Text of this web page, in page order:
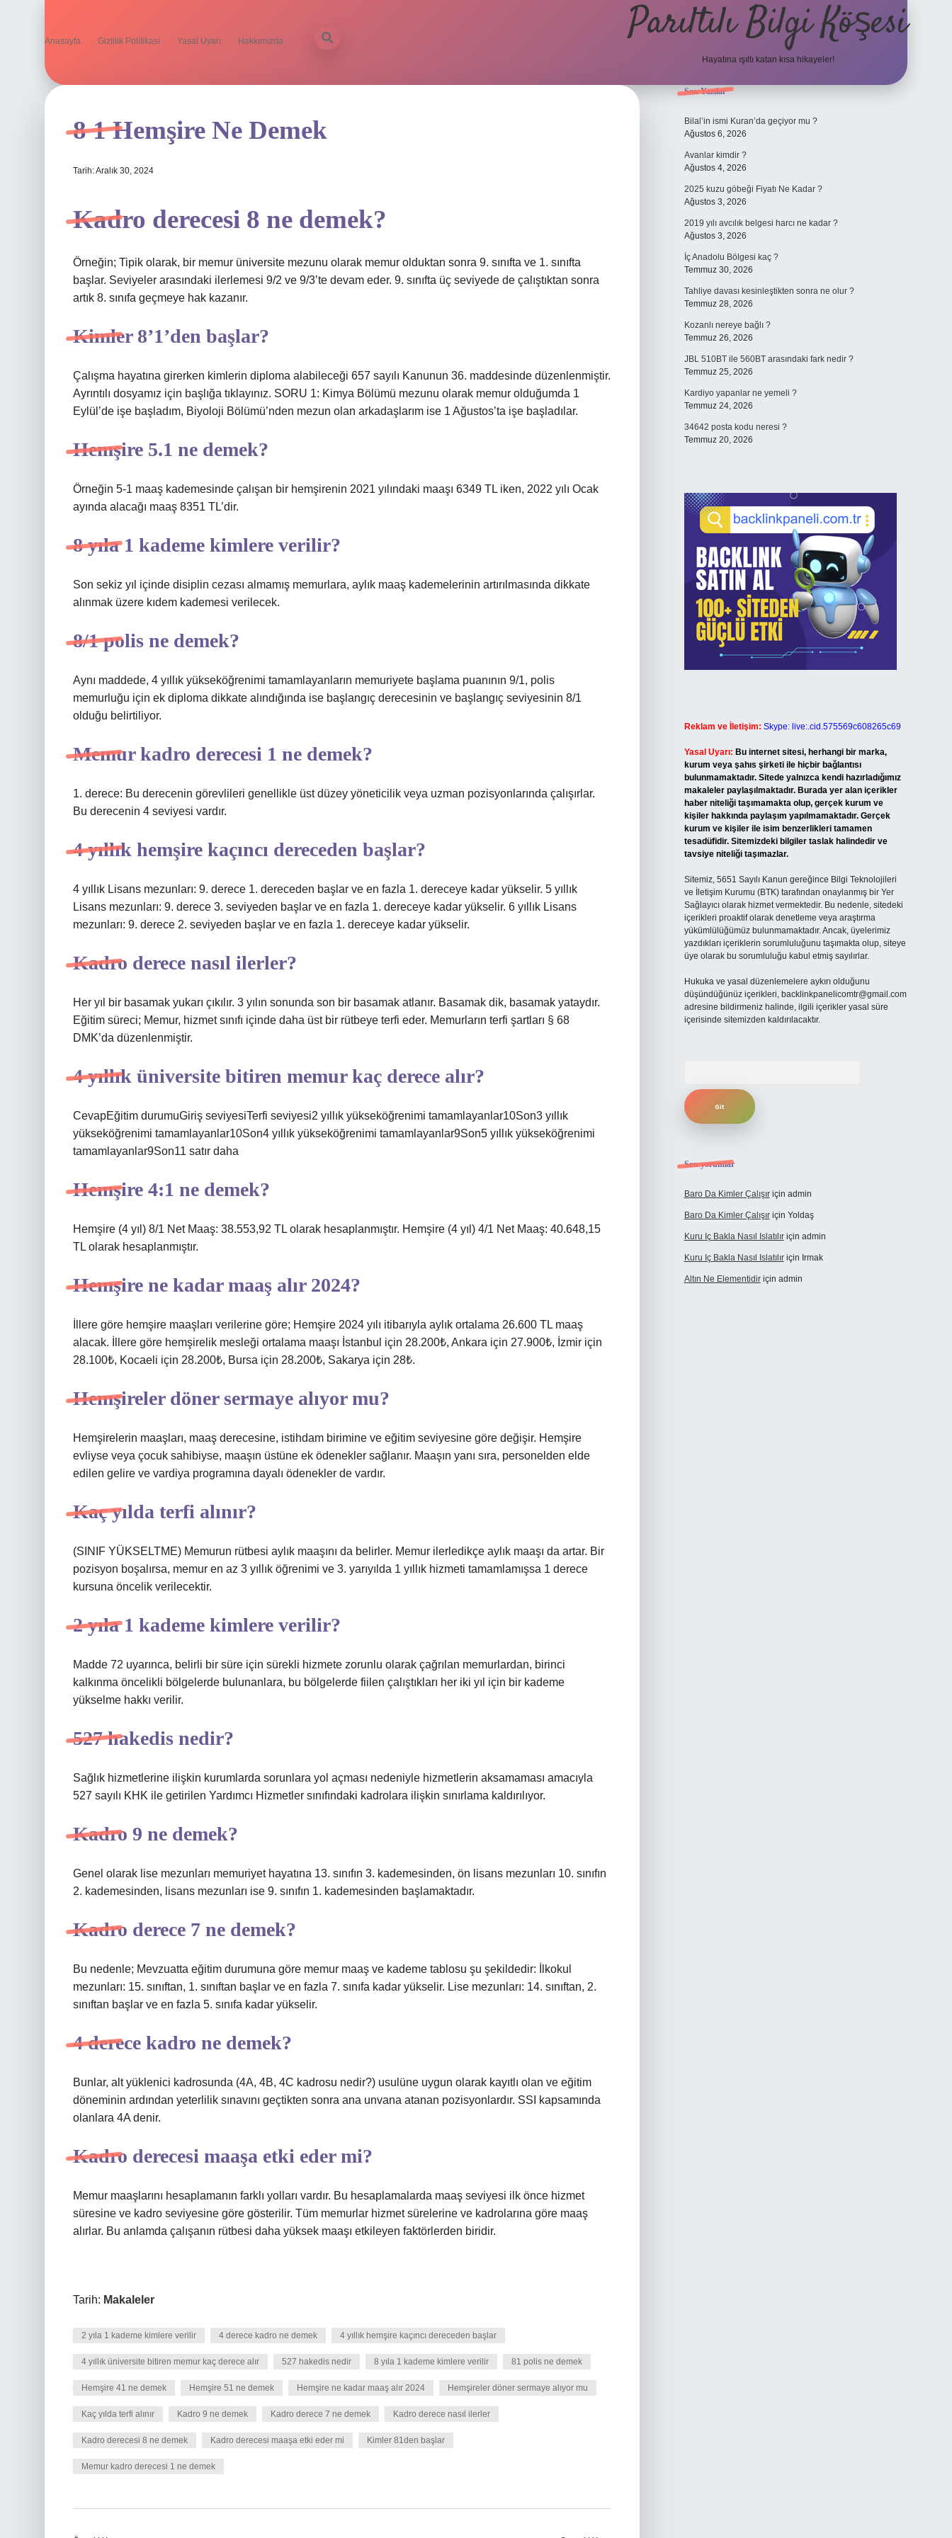
Anasayfa Gizlilik Politikası Yasal Uyarı Hakkımızda Parıltılı Bilgi Köşesi
Hayatına ışıltı katan kısa hikayeler!
8 1 Hemşire Ne Demek
Tarih: Aralık 30, 2024
Kadro derecesi 8 ne demek?
Örneğin; Tipik olarak, bir memur üniversite mezunu olarak memur olduktan sonra 9. sınıfta ve 1. sınıfta
başlar. Seviyeler arasındaki ilerlemesi 9/2 ve 9/3’te devam eder. 9. sınıfta üç seviyede de çalıştıktan sonra
artık 8. sınıfa geçmeye hak kazanır.
Kimler 8’1’den başlar?
Çalışma hayatına girerken kimlerin diploma alabileceği 657 sayılı Kanunun 36. maddesinde düzenlenmiştir.
Ayrıntılı dosyamız için başlığa tıklayınız. SORU 1: Kimya Bölümü mezunu olarak memur olduğumda 1
Eylül’de işe başladım, Biyoloji Bölümü’nden mezun olan arkadaşlarım ise 1 Ağustos’ta işe başladılar.
Hemşire 5.1 ne demek?
Örneğin 5-1 maaş kademesinde çalışan bir hemşirenin 2021 yılındaki maaşı 6349 TL iken, 2022 yılı Ocak
ayında alacağı maaş 8351 TL’dir.
8 yıla 1 kademe kimlere verilir?
Son sekiz yıl içinde disiplin cezası almamış memurlara, aylık maaş kademelerinin artırılmasında dikkate
alınmak üzere kıdem kademesi verilecek.
8/1 polis ne demek?
Aynı maddede, 4 yıllık yükseköğrenimi tamamlayanların memuriyete başlama puanının 9/1, polis
memurluğu için ek diploma dikkate alındığında ise başlangıç ​​derecesinin ve başlangıç ​​seviyesinin 8/1
olduğu belirtiliyor.
Memur kadro derecesi 1 ne demek?
1. derece: Bu derecenin görevlileri genellikle üst düzey yöneticilik veya uzman pozisyonlarında çalışırlar.
Bu derecenin 4 seviyesi vardır.
4 yıllık hemşire kaçıncı dereceden başlar?
4 yıllık Lisans mezunları: 9. derece 1. dereceden başlar ve en fazla 1. dereceye kadar yükselir. 5 yıllık
Lisans mezunları: 9. derece 3. seviyeden başlar ve en fazla 1. dereceye kadar yükselir. 6 yıllık Lisans
mezunları: 9. derece 2. seviyeden başlar ve en fazla 1. dereceye kadar yükselir.
Kadro derece nasıl ilerler?
Her yıl bir basamak yukarı çıkılır. 3 yılın sonunda son bir basamak atlanır. Basamak dik, basamak yataydır.
Eğitim süreci; Memur, hizmet sınıfı içinde daha üst bir rütbeye terfi eder. Memurların terfi şartları § 68
DMK’da düzenlenmiştir.
4 yıllık üniversite bitiren memur kaç derece alır?
CevapEğitim durumuGiriş seviyesiTerfi seviyesi2 yıllık yükseköğrenimi tamamlayanlar10Son3 yıllık
yükseköğrenimi tamamlayanlar10Son4 yıllık yükseköğrenimi tamamlayanlar9Son5 yıllık yükseköğrenimi
tamamlayanlar9Son11 satır daha
Hemşire 4:1 ne demek?
Hemşire (4 yıl) 8/1 Net Maaş: 38.553,92 TL olarak hesaplanmıştır. Hemşire (4 yıl) 4/1 Net Maaş: 40.648,15
TL olarak hesaplanmıştır.
Hemşire ne kadar maaş alır 2024?
İllere göre hemşire maaşları verilerine göre; Hemşire 2024 yılı itibarıyla aylık ortalama 26.600 TL maaş
alacak. İllere göre hemşirelik mesleği ortalama maaşı İstanbul için 28.200₺, Ankara için 27.900₺, İzmir için
28.100₺, Kocaeli için 28.200₺, Bursa için 28.200₺, Sakarya için 28₺.
Hemşireler döner sermaye alıyor mu?
Hemşirelerin maaşları, maaş derecesine, istihdam birimine ve eğitim seviyesine göre değişir. Hemşire
evliyse veya çocuk sahibiyse, maaşın üstüne ek ödenekler sağlanır. Maaşın yanı sıra, personelden elde
edilen gelire ve vardiya programına dayalı ödenekler de vardır.
Kaç yılda terfi alınır?
(SINIF YÜKSELTME) Memurun rütbesi aylık maaşını da belirler. Memur ilerledikçe aylık maaşı da artar. Bir
pozisyon boşalırsa, memur en az 3 yıllık öğrenimi ve 3. yarıyılda 1 yıllık hizmeti tamamlamışsa 1 derece
kursuna öncelik verilecektir.
2 yıla 1 kademe kimlere verilir?
Madde 72 uyarınca, belirli bir süre için sürekli hizmete zorunlu olarak çağrılan memurlardan, birinci
kalkınma öncelikli bölgelerde bulunanlara, bu bölgelerde fiilen çalıştıkları her iki yıl için bir kademe
yükselme hakkı verilir.
527 hakedis nedir?
Sağlık hizmetlerine ilişkin kurumlarda sorunlara yol açması nedeniyle hizmetlerin aksamaması amacıyla
527 sayılı KHK ile getirilen Yardımcı Hizmetler sınıfındaki kadrolara ilişkin sınırlama kaldırılıyor.
Kadro 9 ne demek?
Genel olarak lise mezunları memuriyet hayatına 13. sınıfın 3. kademesinden, ön lisans mezunları 10. sınıfın
2. kademesinden, lisans mezunları ise 9. sınıfın 1. kademesinden başlamaktadır.
Kadro derece 7 ne demek?
Bu nedenle; Mevzuatta eğitim durumuna göre memur maaş ve kademe tablosu şu şekildedir: İlkokul
mezunları: 15. sınıftan, 1. sınıftan başlar ve en fazla 7. sınıfa kadar yükselir. Lise mezunları: 14. sınıftan, 2.
sınıftan başlar ve en fazla 5. sınıfa kadar yükselir.
4 derece kadro ne demek?
Bunlar, alt yüklenici kadrosunda (4A, 4B, 4C kadrosu nedir?) usulüne uygun olarak kayıtlı olan ve eğitim
döneminin ardından yeterlilik sınavını geçtikten sonra ana unvana atanan pozisyonlardır. SSI kapsamında
olanlara 4A denir.
Kadro derecesi maaşa etki eder mi?
Memur maaşlarını hesaplamanın farklı yolları vardır. Bu hesaplamalarda maaş seviyesi ilk önce hizmet
süresine ve kadro seviyesine göre gösterilir. Tüm memurlar hizmet sürelerine ve kadrolarına göre maaş
alırlar. Bu anlamda çalışanın rütbesi daha yüksek maaşı etkileyen faktörlerden biridir.
Tarih: Makaleler
2 yıla 1 kademe kimlere verilir 4 derece kadro ne demek 4 yıllık hemşire kaçıncı dereceden başlar
4 yıllık üniversite bitiren memur kaç derece alır 527 hakedis nedir 8 yıla 1 kademe kimlere verilir 81 polis ne demek
Hemşire 41 ne demek Hemşire 51 ne demek Hemşire ne kadar maaş alır 2024 Hemşireler döner sermaye alıyor mu
Kaç yılda terfi alınır Kadro 9 ne demek Kadro derece 7 ne demek Kadro derece nasıl ilerler
Kadro derecesi 8 ne demek Kadro derecesi maaşa etki eder mi Kimler 81den başlar
Memur kadro derecesi 1 ne demek
Sidebar
Son Yazılar
Bilal’in ismi Kuran’da geçiyor mu ?
Ağustos 6, 2026
Avanlar kimdir ?
Ağustos 4, 2026
2025 kuzu göbeği Fiyatı Ne Kadar ?
Ağustos 3, 2026
2019 yılı avcılık belgesi harcı ne kadar ?
Ağustos 3, 2026
İç Anadolu Bölgesi kaç ?
Temmuz 30, 2026
Tahliye davası kesinleştikten sonra ne olur ?
Temmuz 28, 2026
Kozanlı nereye bağlı ?
Temmuz 26, 2026
JBL 510BT ile 560BT arasındaki fark nedir ?
Temmuz 25, 2026
Kardiyo yapanlar ne yemeli ?
Temmuz 24, 2026
34642 posta kodu neresi ?
Temmuz 20, 2026
Reklam ve İletişim: Skype: live:.cid.575569c608265c69
Yasal Uyarı: Bu internet sitesi, herhangi bir marka,
kurum veya şahıs şirketi ile hiçbir bağlantısı
bulunmamaktadır. Sitede yalnızca kendi hazırladığımız
makaleler paylaşılmaktadır. Burada yer alan içerikler
haber niteliği taşımamakta olup, gerçek kurum ve
kişiler hakkında paylaşım yapılmamaktadır. Gerçek
kurum ve kişiler ile isim benzerlikleri tamamen
tesadüfidir. Sitemizdeki bilgiler taslak halindedir ve
tavsiye niteliği taşımazlar.
Sitemiz, 5651 Sayılı Kanun gereğince Bilgi Teknolojileri
ve İletişim Kurumu (BTK) tarafından onaylanmış bir Yer
Sağlayıcı olarak hizmet vermektedir. Bu nedenle, sitedeki
içerikleri proaktif olarak denetleme veya araştırma
yükümlülüğümüz bulunmamaktadır. Ancak, üyelerimiz
yazdıkları içeriklerin sorumluluğunu taşımakta olup, siteye
üye olarak bu sorumluluğu kabul etmiş sayılırlar.
Hukuka ve yasal düzenlemelere aykırı olduğunu
düşündüğünüz içerikleri, backlinkpanelicomtr@gmail.com
adresine bildirmeniz halinde, ilgili içerikler yasal süre
içerisinde sitemizden kaldırılacaktır.
Son yorumlar
Baro Da Kimler Çalışıriçin admin
Baro Da Kimler Çalışıriçin Yoldaş
Kuru Iç Bakla Nasıl Islatılıriçin admin
Kuru Iç Bakla Nasıl Islatılıriçin Irmak
Altın Ne Elementidiriçin admin